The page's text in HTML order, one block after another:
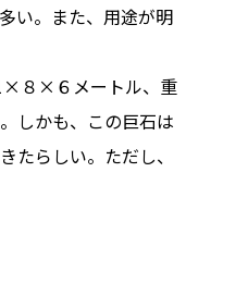
い。また、用途が明
８×６メートル、重
しかも、この巨石は
たらしい。ただし、